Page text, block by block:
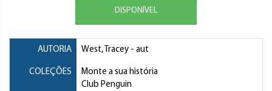
DISPONÍVEL
AUTORIA West, Tracey - aut
COLEÇÕES
Monte a sua história
Club Penguin